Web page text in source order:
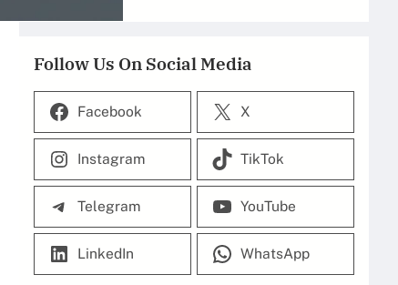
Follow Us On Social Media
Facebook X
Instagram TikTok
Telegram YouTube
LinkedIn WhatsApp